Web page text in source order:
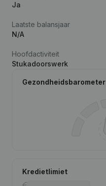
Ja
Laatste balansjaar
N/A
Hoofdactiviteit
Stukadoorswerk
Gezondheidsbarometer
Kredietlimiet